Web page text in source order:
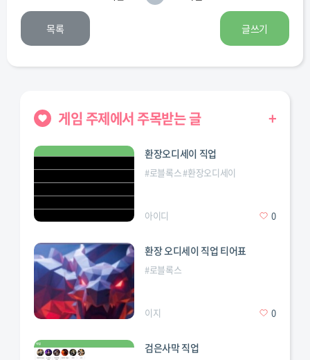
목록 글쓰기
게임 주제에서 주목받는 글 +
환장오디세이 직업
#로블록스#환장오디세이
아이디 0
환장 오디세이 직업 티어표
#로블록스
이지 0
검은사막 직업